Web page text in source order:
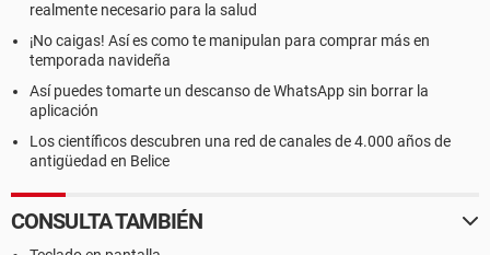
realmente necesario para la salud
¡No caigas! Así es como te manipulan para comprar más en
temporada navideña
Así puedes tomarte un descanso de WhatsApp sin borrar la
aplicación
Los científicos descubren una red de canales de 4.000 años de
antigüedad en Belice
CONSULTA TAMBIÉN